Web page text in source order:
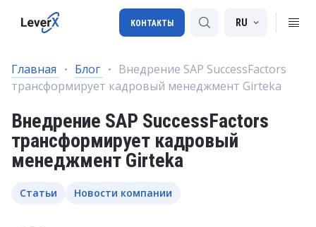
Внедрение SAP
Лицензии SAP
SAP BTP
SAP Transportation Management
SAP SuccessFactors
RU
КОНТАКТЫ
Главная Блог
Внедрение SAP SuccessFactors
трансформирует кадровый менеджмент Girteka
Внедрение SAP SuccessFactors
трансформирует кадровый
менеджмент Girteka
Статьи Новости компании